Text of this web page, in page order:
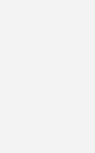
sein. Ob diese
oder in neuen Anlagen,
den grünen Wasserstoff
entscheiden.
von Wirtschaft und
zügige Ausbau von
neue Regierung den